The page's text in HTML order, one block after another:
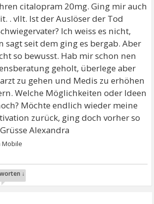
citalopram 20mg. Ging mir auch
. vllt. Ist der Auslöser der Tod
Ich weiss es nicht,
sagt seit dem ging es bergab. Aber
so bewusst. Hab mir schon nen
geholt, überlege aber
zu gehen und Medis zu erhöhen
Welche Möglichkeiten oder Ideen
Möchte endlich wieder meine
zurück, ging doch vorher so
Alexandra
↓